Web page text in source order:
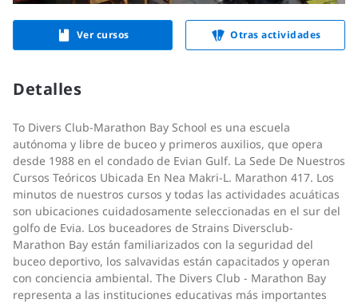
Ver cursos Otras actividades
Detalles
To Divers Club-Marathon Bay School es una escuela
autónoma y libre de buceo y primeros auxilios, que opera
desde 1988 en el condado de Evian Gulf. La Sede De Nuestros
Cursos Teóricos Ubicada En Nea Makri-L. Marathon 417. Los
minutos de nuestros cursos y todas las actividades acuáticas
son ubicaciones cuidadosamente seleccionadas en el sur del
golfo de Evia. Los buceadores de Strains Diversclub-
Marathon Bay están familiarizados con la seguridad del
buceo deportivo, los salvavidas están capacitados y operan
con conciencia ambiental. The Divers Club - Marathon Bay
representa a las instituciones educativas más importantes